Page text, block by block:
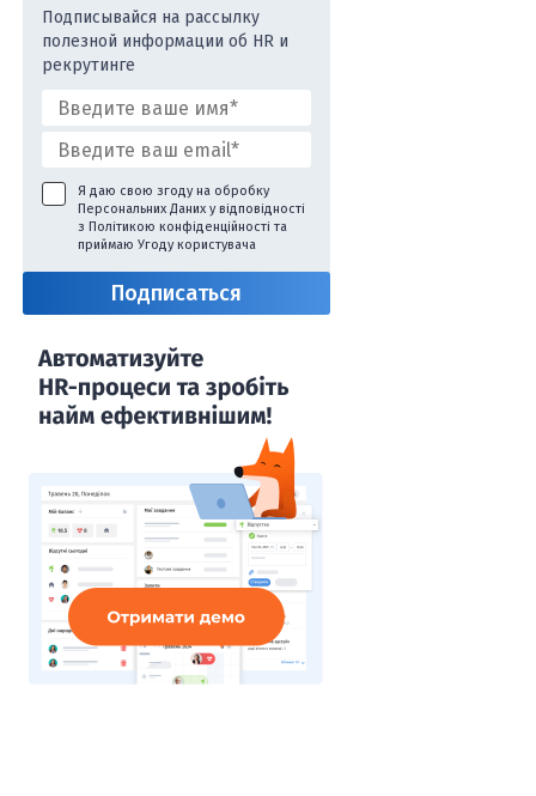
Подписывайся на рассылку
полезной информации об HR и
рекрутинге
Я даю свою згоду на обробку
Персональних Даних у відповідності
з Політикою конфіденційності та
приймаю Угоду користувача